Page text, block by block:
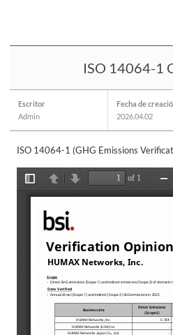
ISO 14064-1
Escritor
Admin
Fecha de
2026.04.02
ISO 14064-1 (GHG Emissions